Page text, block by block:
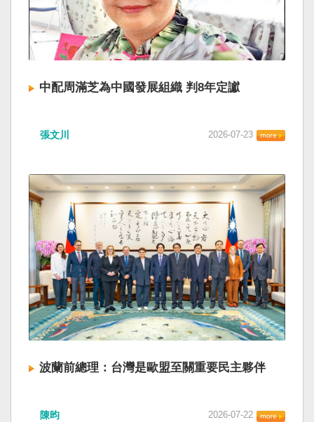
中配周滿芝為中國發展組織 判8年定讞
張文川 2026-07-23
波蘭前總理：台灣是歐盟至關重要民主夥伴
陳昀 2026-07-22